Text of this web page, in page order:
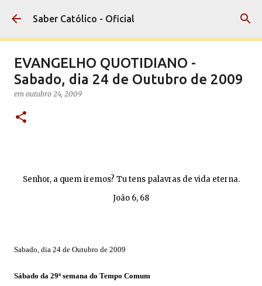
Pular para o conteúdo principal
Saber Católico - Oficial
EVANGELHO QUOTIDIANO -
Sabado, dia 24 de Outubro de 2009
em outubro 24, 2009
Senhor, a quem iremos? Tu tens palavras de vida eterna.
João 6, 68
Sabado, dia 24 de Outubro de 2009
Sábado da 29ª semana do Tempo Comum